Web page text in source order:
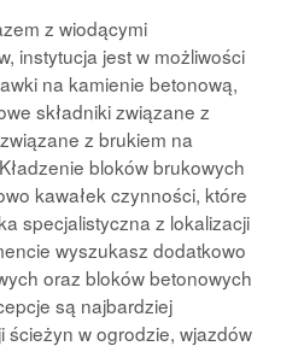
z wiodącymi
instytucja jest w możliwości
na kamienie betonową,
składniki związane z
z brukiem na
bloków brukowych
kawałek czynności, które
specjalistyczna z lokalizacji
wyszukasz dodatkowo
oraz bloków betonowych
są najbardziej
ścieżyn w ogrodzie, wjazdów